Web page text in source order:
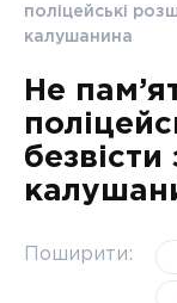
СВІТ
поліцейські
калушанина
Не
безвісти
Поширити: